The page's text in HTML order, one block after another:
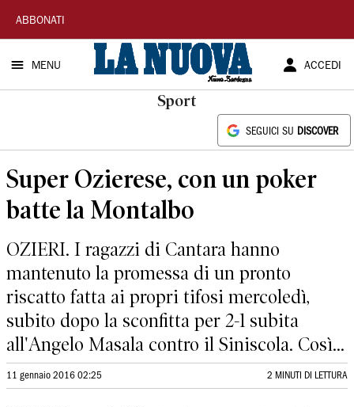
La
Nuova
Sardegna
ABBONATI
MENU ACCEDI
Sport
SEGUICI SU DISCOVER
Super Ozierese, con un poker
batte la Montalbo
OZIERI. I ragazzi di Cantara hanno
mantenuto la promessa di un pronto
riscatto fatta ai propri tifosi mercoledì,
subito dopo la sconfitta per 2-1 subita
all'Angelo Masala contro il Siniscola. Così...
11 gennaio 2016 02:25 2 MINUTI DI LETTURA